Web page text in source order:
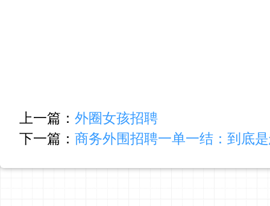
上一篇： 外圈女孩招聘
下一篇： 商务外围招聘一单一结：到底